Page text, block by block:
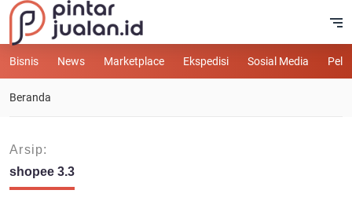
Bisnis News Marketplace Ekspedisi Sosial Media
Beranda
Arsip:
shopee 3.3